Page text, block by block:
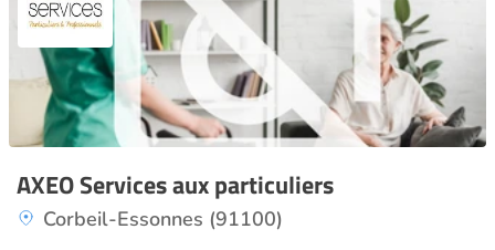
AXEO Services aux particuliers
Corbeil-Essonnes (91100)